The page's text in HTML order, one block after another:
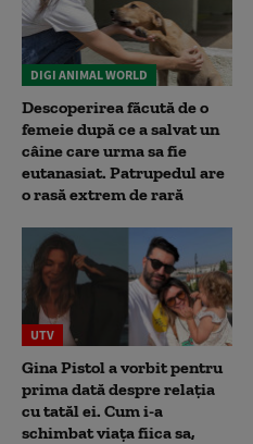
DIGI ANIMAL WORLD
Descoperirea făcută de o
femeie după ce a salvat un
câine care urma sa fie
eutanasiat. Patrupedul are
o rasă extrem de rară
UTV
Gina Pistol a vorbit pentru
prima dată despre relația
cu tatăl ei. Cum i-a
schimbat viața fiica sa,